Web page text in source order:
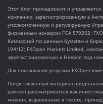
Этот блог принадлежит и
компанию, зарегистрированную в
уполномоченную и регулируемую
фирменным номером FCA 579202;
Комиссией по ценным бумагам и
194/13; FXOpen Markets Limited,
зарегистрированную в Невисе под
Для пользования услугами FXOpen
Представленный материал
должен рассматриваться как
мнения, выраженные в тексте,